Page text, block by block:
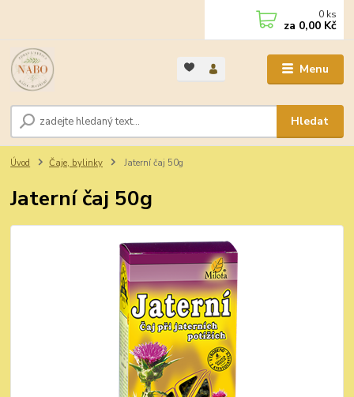
Menu
Hledat
0 ks
za 0,00 Kč
Úvod Čaje, bylinky Jaterní čaj 50g
Jaterní čaj 50g